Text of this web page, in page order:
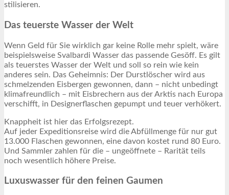
stilisieren.
Das teuerste Wasser der Welt
Wenn Geld für Sie wirklich gar keine Rolle mehr spielt, wäre
beispielsweise Svalbardi Wasser das passende Gesöff. Es gilt
als teuerstes Wasser der Welt und soll so rein wie kein
anderes sein. Das Geheimnis: Der Durstlöscher wird aus
schmelzenden Eisbergen gewonnen, dann – nicht unbedingt
klimafreundlich – mit Eisbrechern aus der Arktis nach Europa
verschifft, in Designerflaschen gepumpt und teuer verhökert.
Knappheit ist hier das Erfolgsrezept.
Auf jeder Expeditionsreise wird die Abfüllmenge für nur gut
13.000 Flaschen gewonnen, eine davon kostet rund 80 Euro.
Und Sammler zahlen für die – ungeöffnete – Rarität teils
noch wesentlich höhere Preise.
Luxuswasser für den feinen Gaumen